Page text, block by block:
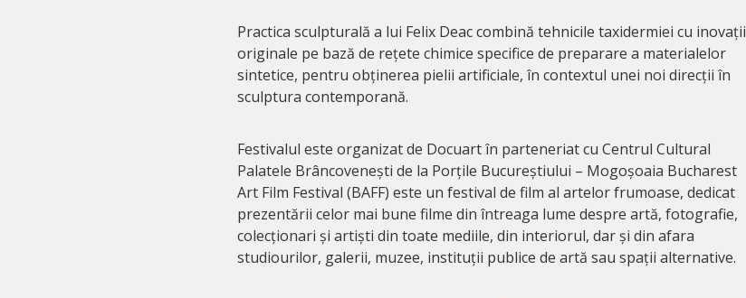
Practica sculpturală a lui Felix Deac combină tehnicile taxidermiei cu inovații
originale pe bază de rețete chimice specifice de preparare a materialelor
sintetice, pentru obținerea pielii artificiale, în contextul unei noi direcții în
sculptura contemporană.
Festivalul este organizat de Docuart în parteneriat cu Centrul Cultural
Palatele Brâncovenești de la Porțile Bucureștiului – Mogoșoaia Bucharest
Art Film Festival (BAFF) este un festival de film al artelor frumoase, dedicat
prezentării celor mai bune filme din întreaga lume despre artă, fotografie,
colecționari și artiști din toate mediile, din interiorul, dar și din afara
studiourilor, galerii, muzee, instituții publice de artă sau spații alternative.